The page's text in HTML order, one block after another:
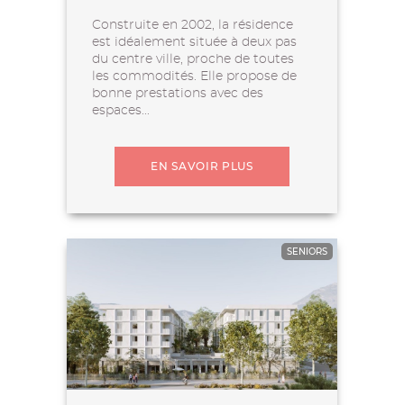
Construite en 2002, la résidence
est idéalement située à deux pas
du centre ville, proche de toutes
les commodités. Elle propose de
bonne prestations avec des
espaces...
EN SAVOIR PLUS
SENIORS